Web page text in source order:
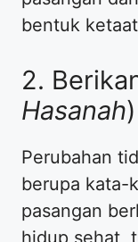
bentuk
2.
Hasanah)
Perubahan
berupa kata-
pasangan
hidup sehat,